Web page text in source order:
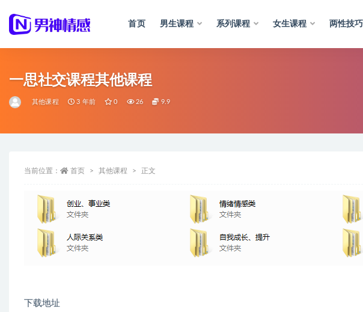
首页 男生课程 系列课程 女生课程 两性技巧
一思社交课程其他课程
其他课程 3 年前 0 26 9.9
当前位置： 首页 其他课程 正文
下载地址